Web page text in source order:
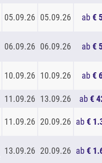
05.09.26 05.09.26 ab €
06.09.26 06.09.26 ab €
10.09.26 10.09.26 ab €
11.09.26 13.09.26 ab €
11.09.26 20.09.26 ab €
13.09.26 20.09.26 ab €